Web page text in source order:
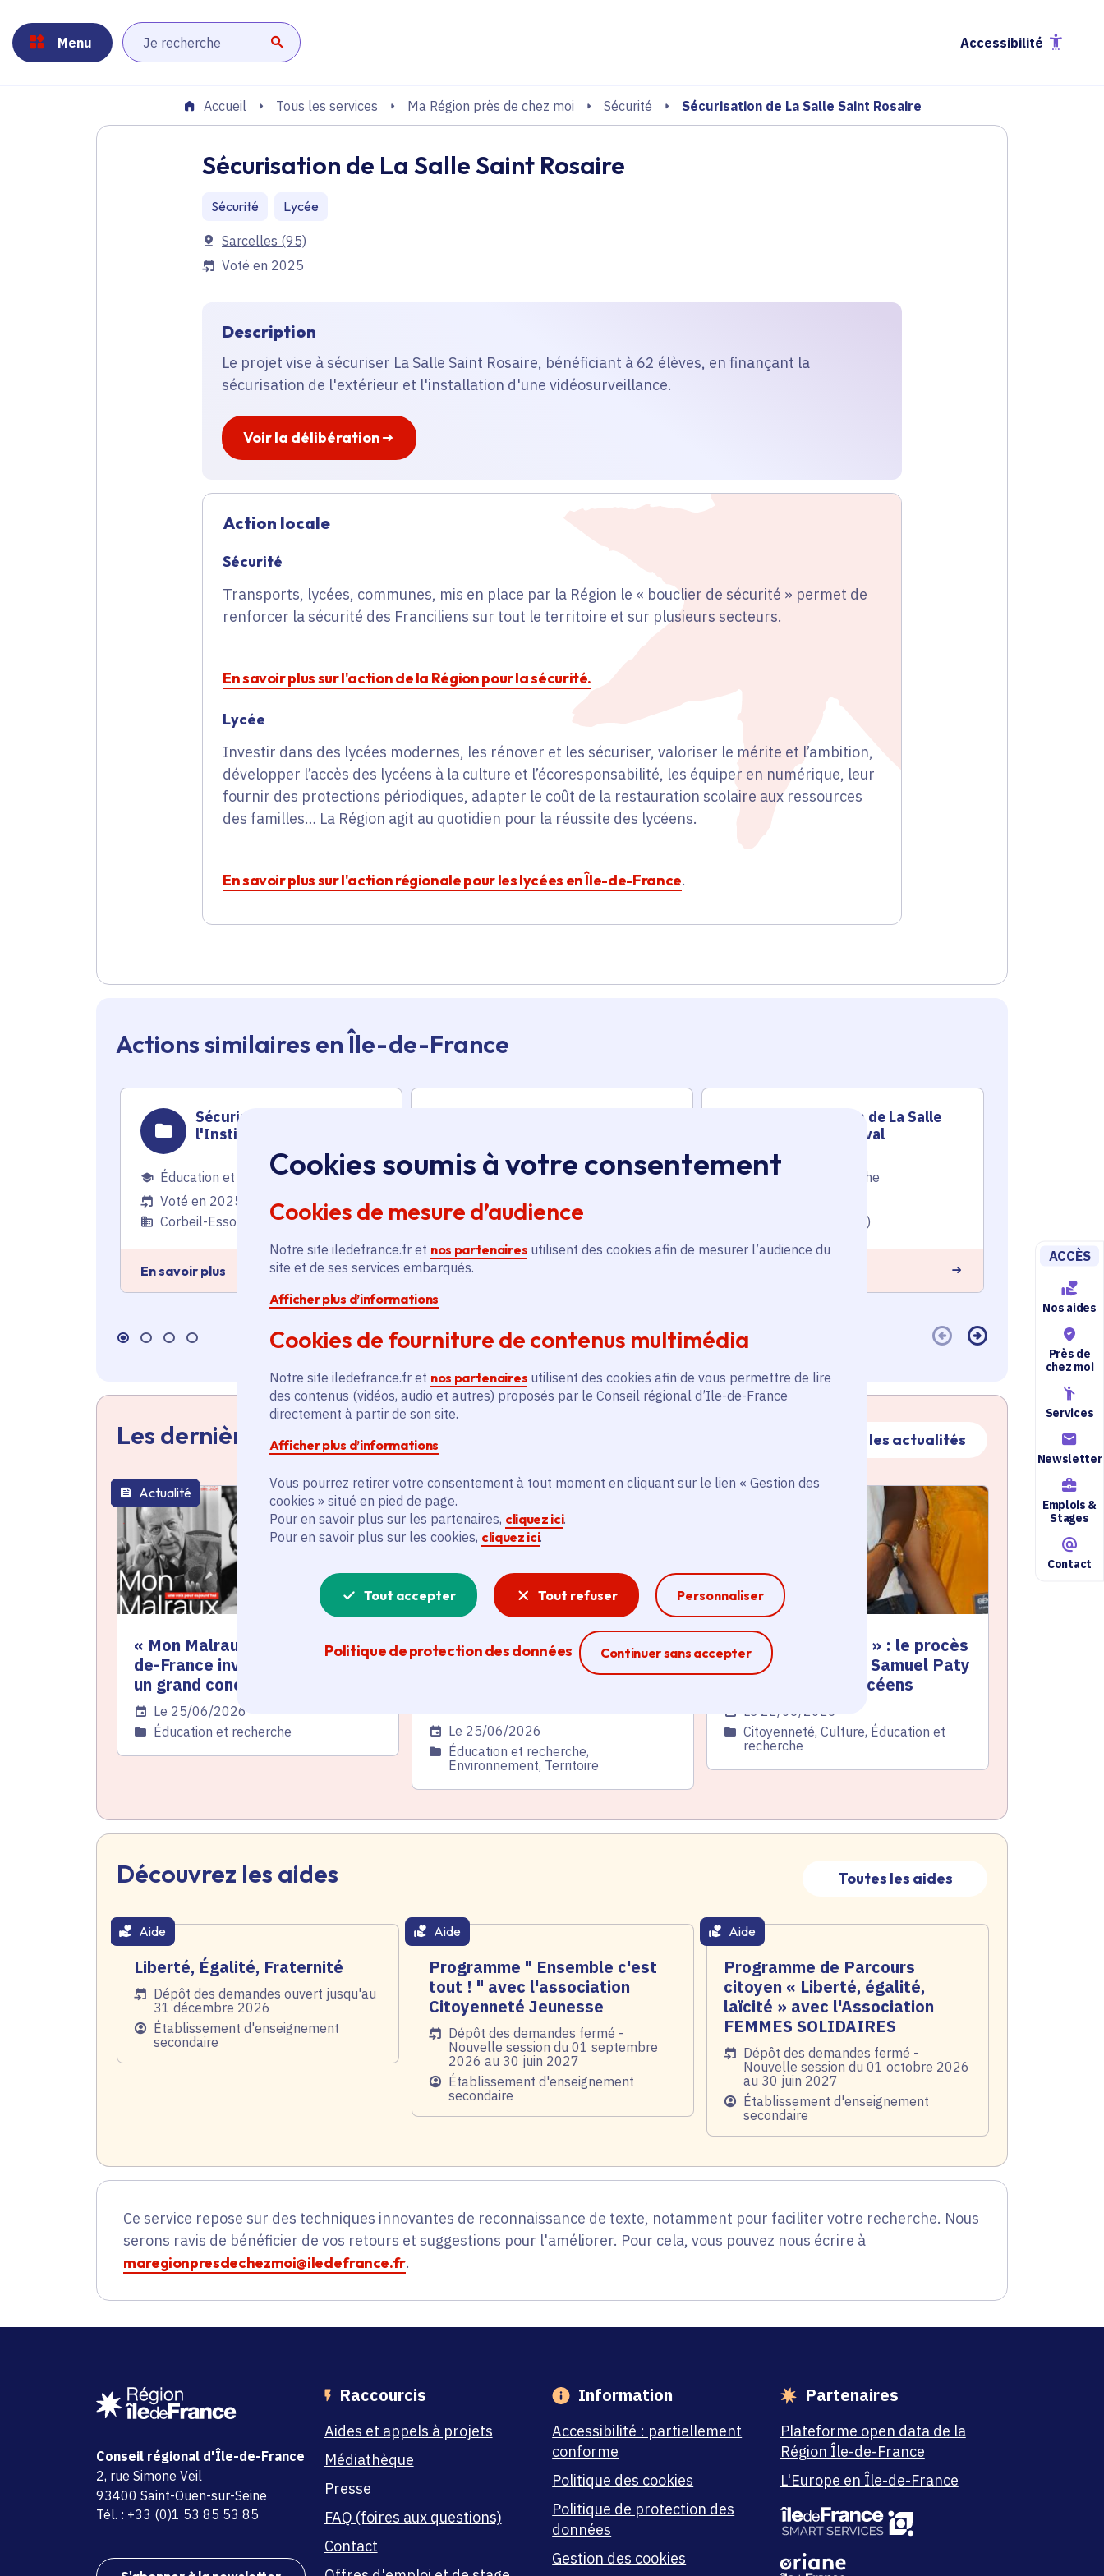
Cookies soumis à votre consentement
Cookies de mesure d’audience
Notre site iledefrance.fr et nos partenaires utilisent des cookies afin de mesurer l’audience du
site et de ses services embarqués.
Afficher plus d’informations
Cookies de fourniture de contenus multimédia
Notre site iledefrance.fr et nos partenaires utilisent des cookies afin de vous permettre de lire
des contenus (vidéos, audio et autres) proposés par le Conseil régional d’Ile-de-France
directement à partir de son site.
Afficher plus d’informations
Vous pourrez retirer votre consentement à tout moment en cliquant sur le lien « Gestion des
cookies » situé en pied de page.
Pour en savoir plus sur les partenaires, cliquez ici.
Pour en savoir plus sur les cookies, cliquez ici.
Tout accepter Tout refuser Personnaliser
Politique de protection des données Continuer sans accepter
Ferme la modale
Menu
Lancer la recherche Accessibilité
Accueil Tous les services Ma Région près de chez moi Sécurité Sécurisation de La Salle Saint Rosaire
ACCÈS
Nos aides
Près de
chez moi
Services
Newsletter
Emplois &
Stages
Contact
Sécurisation de La Salle Saint Rosaire
Sécurité Lycée
Communes
Sarcelles (95)
Voté en 2025
Description
Le projet vise à sécuriser La Salle Saint Rosaire, bénéficiant à 62 élèves, en finançant la
sécurisation de l'extérieur et l'installation d'une vidéosurveillance.
Voir la délibération
Action locale
Sécurité
Transports, lycées, communes, mis en place par la Région le « bouclier de sécurité » permet de
renforcer la sécurité des Franciliens sur tout le territoire et sur plusieurs secteurs.
En savoir plus sur l'action de la Région pour la sécurité.
Lycée
Investir dans des lycées modernes, les rénover et les sécuriser, valoriser le mérite et l’ambition,
développer l’accès des lycéens à la culture et l’écoresponsabilité, les équiper en numérique, leur
fournir des protections périodiques, adapter le coût de la restauration scolaire aux ressources
des familles… La Région agit au quotidien pour la réussite des lycéens.
En savoir plus sur l'action régionale pour les lycées en Île-de-France.
Actions similaires en Île-de-France
Sécurisation de
l'Institution Saint Spire
Éducation et recherche
Voté en 2025
Corbeil-Essonnes (91)
En savoir plus
Scolaire Jean Baptiste De
La Salle
Voté en 2025
En savoir plus
Sécurisation de La Salle
Passy Buzenval
Éducation et recherche
Rueil-Malmaison (92)
Les dernières actualités Toutes les actualités
thématique active
Actualité
« Mon Malraux » : la Région Île-
de-France invite les lycéens à
un grand concours de podcast
Date de l'arrêté
Le 25/06/2026
Catégorie
Éducation et recherche
thématique active
Actualité
Canicule : 3 millions d'euros
pour les lycées, hôpitaux,
Date de l'arrêté
Le 25/06/2026
Catégorie
Éducation et recherche,
Environnement, Territoire
Actualité
« Génération Paty » : le procès
de l'assassinat de Samuel Paty
raconté par des lycéens
Date de l'arrêté
Le 22/06/2026
Catégorie
Citoyenneté, Culture, Éducation et
recherche
Découvrez les aides Toutes les aides
thématique active
Aide
Liberté, Égalité, Fraternité
Date de l'arrêté
Dépôt des demandes ouvert jusqu'au
31 décembre 2026
PublicÉtablissement d'enseignement
secondaire
thématique active
Aide
Programme " Ensemble c'est
tout ! " avec l'association
Citoyenneté Jeunesse
Date de l'arrêté
Dépôt des demandes fermé -
Nouvelle session du 01 septembre
2026 au 30 juin 2027
PublicÉtablissement d'enseignement
secondaire
thématique active
Aide
Programme de Parcours
citoyen « Liberté, égalité,
laïcité » avec l'Association
FEMMES SOLIDAIRES
Date de l'arrêté
Dépôt des demandes fermé -
Nouvelle session du 01 octobre 2026
au 30 juin 2027
PublicÉtablissement d'enseignement
secondaire
Ce service repose sur des techniques innovantes de reconnaissance de texte, notamment pour faciliter votre recherche. Nous
serons ravis de bénéficier de vos retours et suggestions pour l'améliorer. Pour cela, vous pouvez nous écrire à
maregionpresdechezmoi@iledefrance.fr.
Conseil régional d'Île-de-France
adresse
2, rue Simone Veil
code postal et commune
93400 Saint-Ouen-sur-Seine
Tél. : +33 (0)1 53 85 53 85
Raccourcis
Aides et appels à projets
Médiathèque
Presse
FAQ (foires aux questions)
Contact
Information
Accessibilité : partiellement
conforme
Politique des cookies
Politique de protection des
données
Gestion des cookies
Partenaires
Plateforme open data de la
Région Île-de-France
L'Europe en Île-de-France